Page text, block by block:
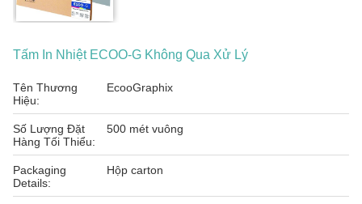
Tấm In Nhiệt ECOO-G Không Qua Xử Lý
Tên Thương
Hiệu:
EcooGraphix
Số Lượng Đặt
Hàng Tối Thiểu:
500 mét vuông
Packaging
Details:
Hộp carton